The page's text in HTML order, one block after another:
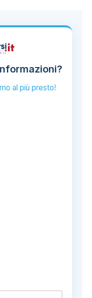
al più presto!